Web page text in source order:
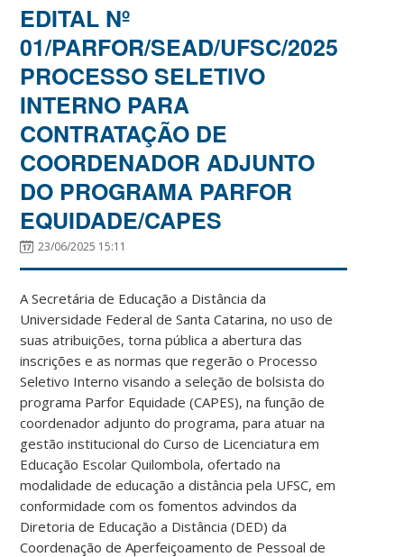
EDITAL Nº
01/PARFOR/SEAD/UFSC/2025
PROCESSO SELETIVO
INTERNO PARA
CONTRATAÇÃO DE
COORDENADOR ADJUNTO
DO PROGRAMA PARFOR
EQUIDADE/CAPES
23/06/2025 15:11
A Secretária de Educação a Distância da
Universidade Federal de Santa Catarina, no uso de
suas atribuições, torna pública a abertura das
inscrições e as normas que regerão o Processo
Seletivo Interno visando a seleção de bolsista do
programa Parfor Equidade (CAPES), na função de
coordenador adjunto do programa, para atuar na
gestão institucional do Curso de Licenciatura em
Educação Escolar Quilombola, ofertado na
modalidade de educação a distância pela UFSC, em
conformidade com os fomentos advindos da
Diretoria de Educação a Distância (DED) da
Coordenação de Aperfeiçoamento de Pessoal de